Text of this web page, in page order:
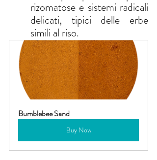
rizomatose e sistemi radicali
delicati, tipici delle erbe
simili al riso.
Bumblebee Sand
Buy Now